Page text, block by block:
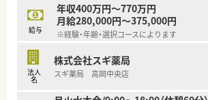
給与
年収400万円～770万円
月給280,000円～375,000円
※経験・年齢・選択コースによります
法人
名
株式会社スギ薬局
スギ薬局 高岡中央店